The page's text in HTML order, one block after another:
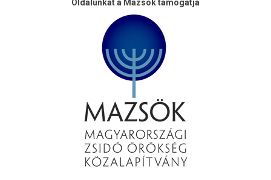
Oldalunkat a Mazsök támogatja